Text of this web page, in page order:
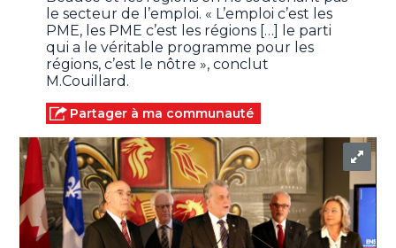
le secteur de l’emploi. « L’emploi c’est les
PME, les PME c’est les régions […] le parti
qui a le véritable programme pour les
régions, c’est le nôtre », conclut
M.Couillard.
Partager à ma communauté